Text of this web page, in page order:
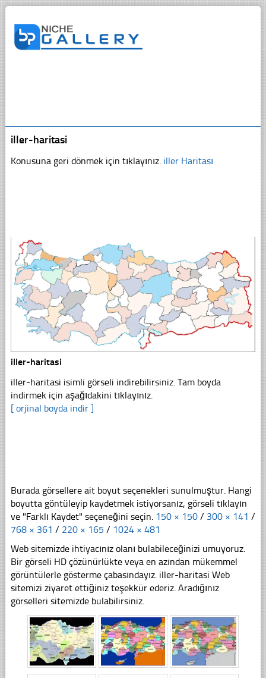
iller-haritasi
Konusuna geri dönmek için tıklayınız. iller Haritası
iller-haritasi
iller-haritasi isimli görseli indirebilirsiniz. Tam boyda
indirmek için aşağıdakini tıklayınız.
[ orjinal boyda indir ]
Burada görsellere ait boyut seçenekleri sunulmuştur. Hangi
boyutta göntüleyip kaydetmek istiyorsanız, görseli tıklayın
ve "Farklı Kaydet" seçeneğini seçin. 150 × 150 / 300 × 141 /
768 × 361 / 220 × 165 / 1024 × 481
Web sitemizde ihtiyacınız olanı bulabileceğinizi umuyoruz.
Bir görseli HD çözünürlükte veya en azından mükemmel
görüntülerle gösterme çabasındayız. iller-haritasi Web
sitemizi ziyaret ettiğiniz teşekkür ederiz. Aradığınız
görselleri sitemizde bulabilirsiniz.